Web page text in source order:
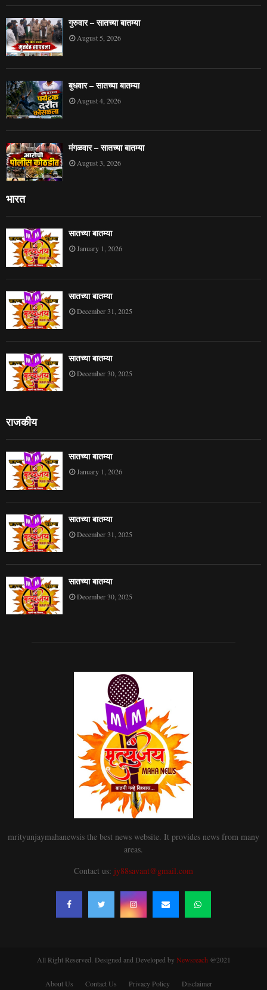
गुरुवार – सातच्या बातम्या
August 5, 2026
बुधवार – सातच्या बातम्या
August 4, 2026
मंगळवार – सातच्या बातम्या
August 3, 2026
भारत
सातच्या बातम्या
January 1, 2026
सातच्या बातम्या
December 31, 2025
सातच्या बातम्या
December 30, 2025
राजकीय
सातच्या बातम्या
January 1, 2026
सातच्या बातम्या
December 31, 2025
सातच्या बातम्या
December 30, 2025
mrityunjaymahanewsis the best news website. It provides news from many
areas.
Contact us: jy88savant@gmail.com
All Right Reserved. Designed and Developed byNewsreach@2021
About Us Contact Us Privacy Policy Disclaimer